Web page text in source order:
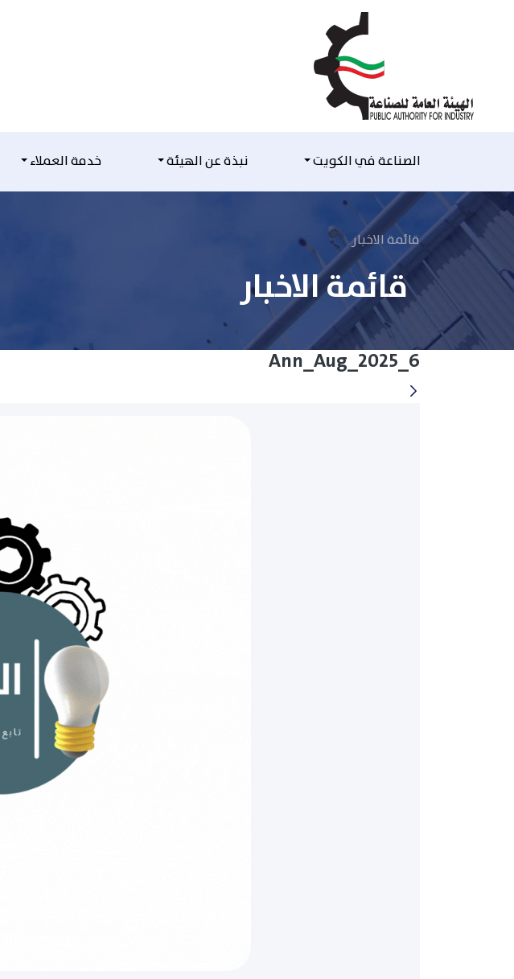
الصناعة في الكويت نبذة عن الهيئة خدمة العملاء
قائمة الاخبار
قائمة الاخبار
Ann_Aug_2025_6